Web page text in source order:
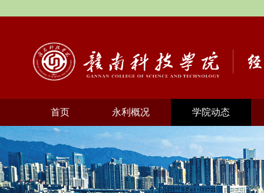
首页 永利概况 学院动态